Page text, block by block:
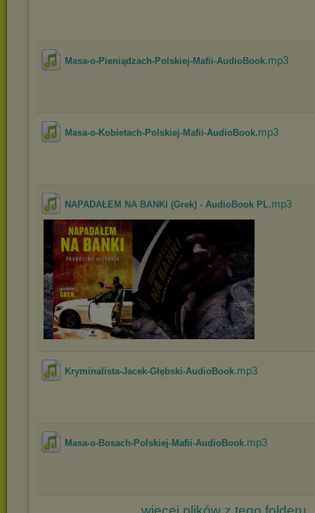
Masa-o-Pieniądzach-Polskiej-Mafii-AudioBook.mp3
Masa-o-Kobietach-Polskiej-Mafii-AudioBook.mp3
NAPADAŁEM NA BANKI (Grek) - AudioBook PL.mp3
Kryminalista-Jacek-Głębski-AudioBook.mp3
Masa-o-Bosach-Polskiej-Mafii-AudioBook.mp3